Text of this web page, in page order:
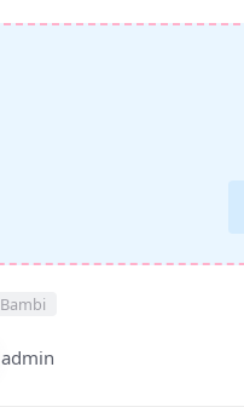
Bambi
admin